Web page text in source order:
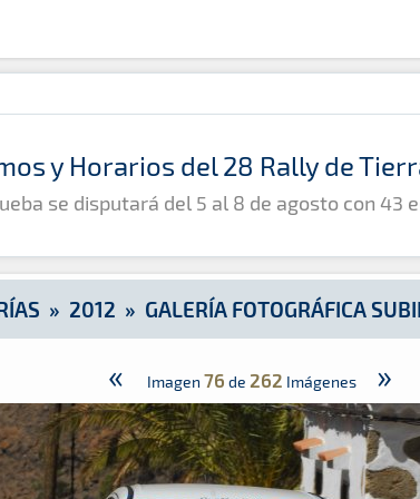
Fataga
y Horarios del 28 Rally de
se disputará del 5 al 8 de agosto con 43
» 2012 » GALERÍA FOTOGRÁFICA
« Imagen 76 de 262 Imágenes »